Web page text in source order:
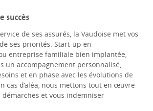
succès
de ses assurés, la Vaudoise met vos
ses priorités. Start-up en
entreprise familiale bien implantée,
un accompagnement personnalisé,
et en phase avec les évolutions de
cas d’aléa, nous mettons tout en œuvre
et vous indemniser